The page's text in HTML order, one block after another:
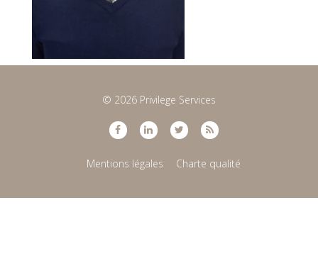
© 2026 Privilege Services
Mentions légales Charte qualité